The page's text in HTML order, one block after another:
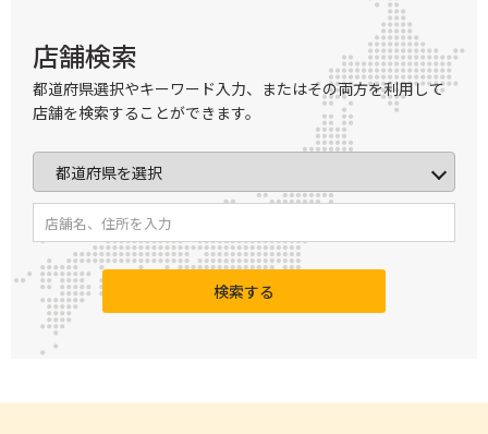
店舗検索
都道府県選択やキーワード入力、またはその両方を利用して
店舗を検索することができます。
検索する